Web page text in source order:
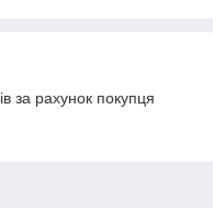
за рахунок покупця